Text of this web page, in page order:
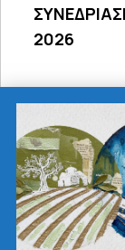
2026
31/07/2026
ΔΙΑ ΖΩΣΗΣ